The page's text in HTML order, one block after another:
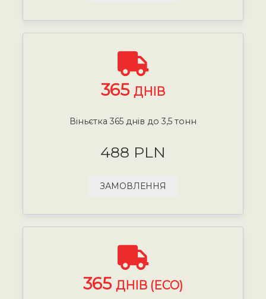
365 ДНІВ
Віньєтка 365 днів до 3,5 тонн
488 PLN
ЗАМОВЛЕННЯ
365 ДНІВ (ECO)